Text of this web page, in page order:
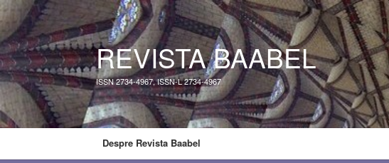
REVISTA BAABEL
ISSN 2734-4967, ISSN-L 2734-4967
Despre Revista Baabel